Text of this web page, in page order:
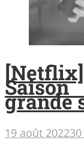
grande
19 août 2022